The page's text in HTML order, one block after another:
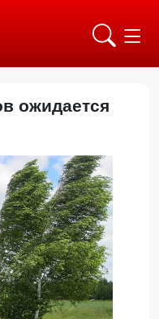
ожидается